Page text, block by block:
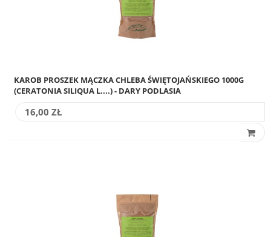
KAROB PROSZEK MĄCZKA CHLEBA ŚWIĘTOJAŃSKIEGO 1000G
(CERATONIA SILIQUA L....) - DARY PODLASIA
16,00 ZŁ